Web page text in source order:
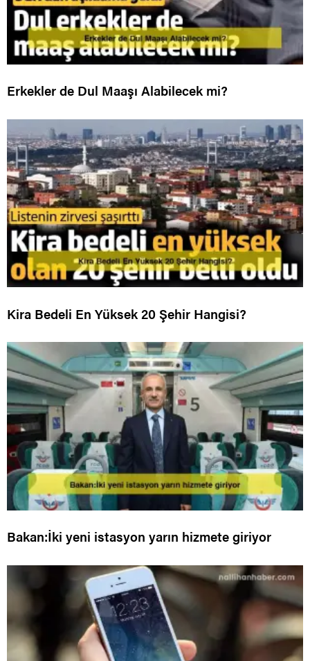
Erkekler de Dul Maaşı Alabilecek mi?
Kira Bedeli En Yüksek 20 Şehir Hangisi?
Bakan:İki yeni istasyon yarın hizmete giriyor